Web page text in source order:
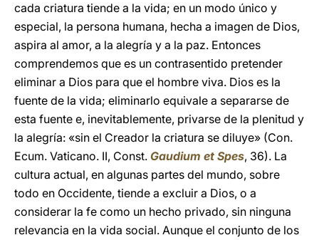
cada criatura tiende a la vida; en un modo único y
especial, la persona humana, hecha a imagen de Dios,
aspira al amor, a la alegría y a la paz. Entonces
comprendemos que es un contrasentido pretender
eliminar a Dios para que el hombre viva. Dios es la
fuente de la vida; eliminarlo equivale a separarse de
esta fuente e, inevitablemente, privarse de la plenitud y
la alegría: «sin el Creador la criatura se diluye» (Con.
Ecum. Vaticano. II, Const. Gaudium et Spes, 36). La
cultura actual, en algunas partes del mundo, sobre
todo en Occidente, tiende a excluir a Dios, o a
considerar la fe como un hecho privado, sin ninguna
relevancia en la vida social. Aunque el conjunto de los